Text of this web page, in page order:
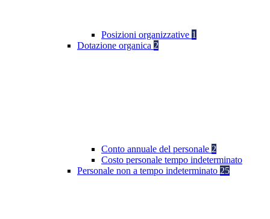
Posizioni organizzative 1
Dotazione organica 2
Conto annuale del personale 2
Costo personale tempo indeterminato
Personale non a tempo indeterminato 25